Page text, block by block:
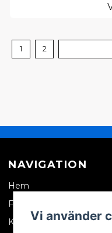
1 2
NAVIGATION
Hem
Företagskund
Kontakta oss
Vi använder